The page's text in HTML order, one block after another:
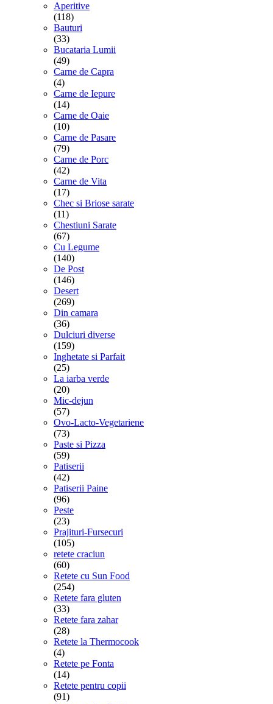
Aperitive
(118)
Bauturi
(33)
Bucataria Lumii
(49)
Carne de Capra
(4)
Carne de Iepure
(14)
Carne de Oaie
(10)
Carne de Pasare
(79)
Carne de Porc
(42)
Carne de Vita
(17)
Chec si Briose sarate
(11)
Chestiuni Sarate
(67)
Cu Legume
(140)
De Post
(146)
Desert
(269)
Din camara
(36)
Dulciuri diverse
(159)
Inghetate si Parfait
(25)
La iarba verde
(20)
Mic-dejun
(57)
Ovo-Lacto-Vegetariene
(73)
Paste si Pizza
(59)
Patiserii
(42)
Patiserii Paine
(96)
Peste
(23)
Prajituri-Fursecuri
(105)
retete craciun
(60)
Retete cu Sun Food
(254)
Retete fara gluten
(33)
Retete fara zahar
(28)
Retete la Thermocook
(4)
Retete pe Fonta
(14)
Retete pentru copii
(91)